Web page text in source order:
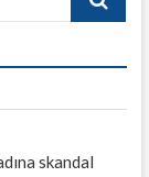
skandal